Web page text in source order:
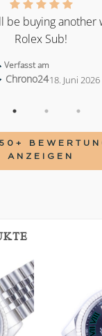
be buying another
Rolex Sub!
Verfasst am
Chrono2418. Juni 2026
ANZEIGEN
Add to
wishlist